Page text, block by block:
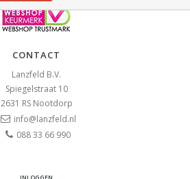
CONTACT
Lanzfeld B.V.
Spiegelstraat 10
2631 RS Nootdorp
info@lanzfeld.nl
088 33 66 990
INLOGGEN